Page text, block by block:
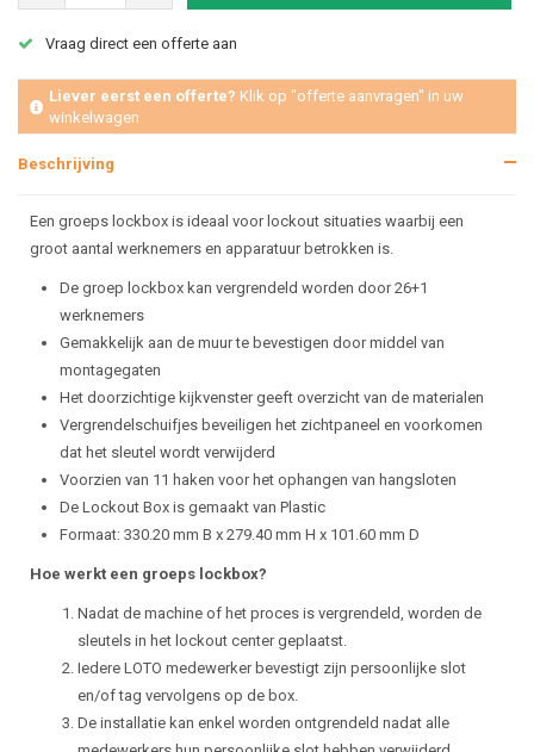
Vraag direct een offerte aan
Liever eerst een offerte? Klik op "offerte aanvragen" in uw
winkelwagen
Beschrijving
Een groeps lockbox is ideaal voor lockout situaties waarbij een
groot aantal werknemers en apparatuur betrokken is.
De groep lockbox kan vergrendeld worden door 26+1
werknemers
Gemakkelijk aan de muur te bevestigen door middel van
montagegaten
Het doorzichtige kijkvenster geeft overzicht van de materialen
Vergrendelschuifjes beveiligen het zichtpaneel en voorkomen
dat het sleutel wordt verwijderd
Voorzien van 11 haken voor het ophangen van hangsloten
De Lockout Box is gemaakt van Plastic
Formaat: 330.20 mm B x 279.40 mm H x 101.60 mm D
Hoe werkt een groeps lockbox?
Nadat de machine of het proces is vergrendeld, worden de
sleutels in het lockout center geplaatst.
Iedere LOTO medewerker bevestigt zijn persoonlijke slot
en/of tag vervolgens op de box.
De installatie kan enkel worden ontgrendeld nadat alle